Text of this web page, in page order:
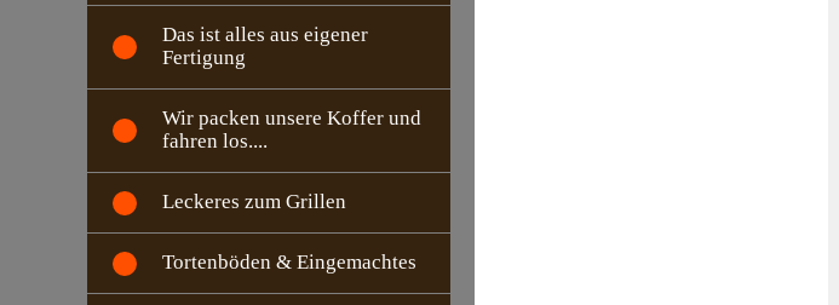
Das ist alles aus eigener
Fertigung
Wir packen unsere Koffer und
fahren los....
Leckeres zum Grillen
Tortenböden & Eingemachtes